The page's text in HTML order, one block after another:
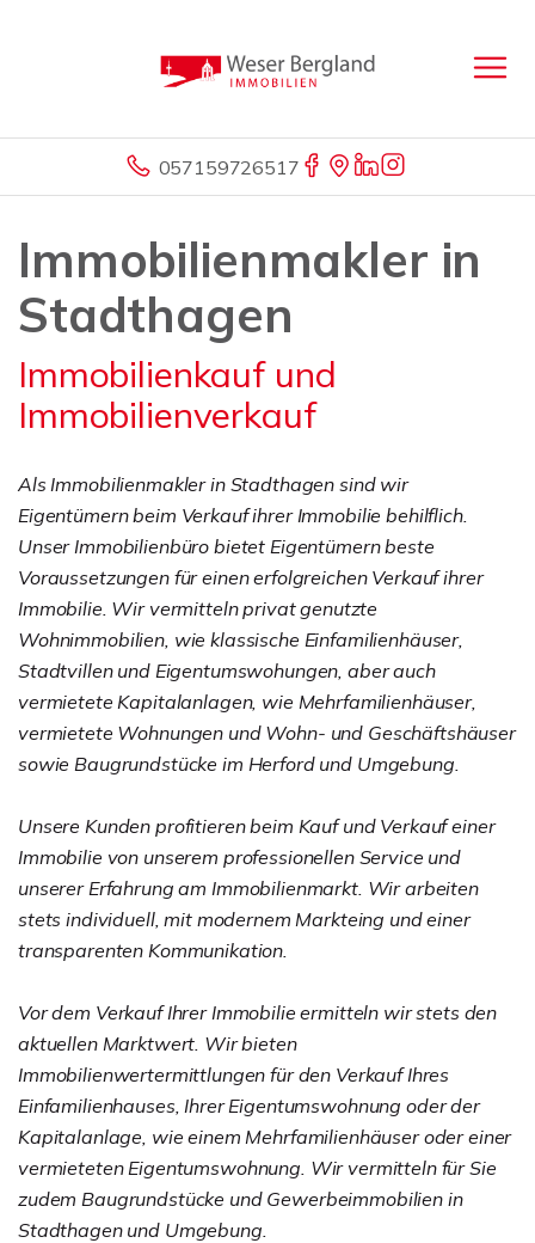
057159726517
Immobilienmakler in
Stadthagen
Immobilienkauf und
Immobilienverkauf
Als Immobilienmakler in Stadthagen sind wir
Eigentümern beim Verkauf ihrer Immobilie behilflich.
Unser Immobilienbüro bietet Eigentümern beste
Voraussetzungen für einen erfolgreichen Verkauf ihrer
Immobilie. Wir vermitteln privat genutzte
Wohnimmobilien, wie klassische Einfamilienhäuser,
Stadtvillen und Eigentumswohungen, aber auch
vermietete Kapitalanlagen, wie Mehrfamilienhäuser,
vermietete Wohnungen und Wohn- und Geschäftshäuser
sowie Baugrundstücke im Herford und Umgebung.
Unsere Kunden profitieren beim Kauf und Verkauf einer
Immobilie von unserem professionellen Service und
unserer Erfahrung am Immobilienmarkt. Wir arbeiten
stets individuell, mit modernem Markteing und einer
transparenten Kommunikation.
Vor dem Verkauf Ihrer Immobilie ermitteln wir stets den
aktuellen Marktwert. Wir bieten
Immobilienwertermittlungen für den Verkauf Ihres
Einfamilienhauses, Ihrer Eigentumswohnung oder der
Kapitalanlage, wie einem Mehrfamilienhäuser oder einer
vermieteten Eigentumswohnung. Wir vermitteln für Sie
zudem Baugrundstücke und Gewerbeimmobilien in
Stadthagen und Umgebung.